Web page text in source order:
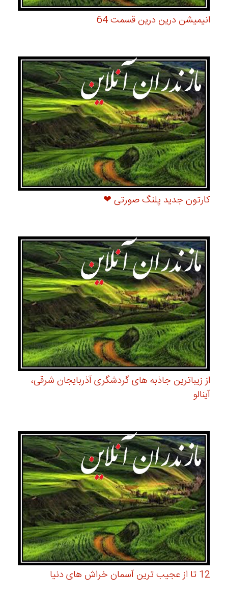
انیمیشن درین درین قسمت 64
کارتون جدید پلنگ صورتی ❤
از زیباترین جاذبه های گردشگری آذربایجان شرقی،
آینالو
12 تا از عجیب ترین آسمان خراش های دنیا